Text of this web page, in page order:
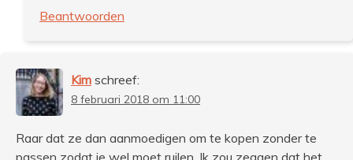
Beantwoorden
Kim schreef:
8 februari 2018 om 11:00
Raar dat ze dan aanmoedigen om te kopen zonder te